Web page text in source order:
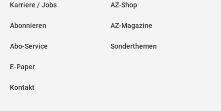
Karriere / Jobs
Abonnieren
Abo-Service
E-Paper
Kontakt
AZ-Shop
AZ-Magazine
Sonderthemen